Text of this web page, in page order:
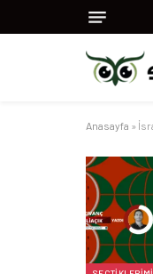
Anasayfa »